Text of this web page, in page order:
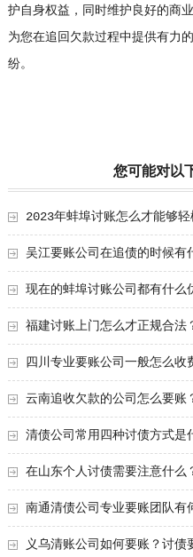
护自身权益，同时维护良好的商
为您在追回欠款过程中提供有力
纷。
您可能对以
2023年蚌埠讨账怎么才能够
欠款的技巧！
吴江要账公司在追债的时候有
现在的蚌埠讨账公司都有什么
晓！
福建讨账上门怎么才正规合法
总结！
四川专业要账公司一般怎么收
云南追收欠款的公司怎么要账
清债公司常用四种讨债方式是
在山东个人讨债需要注意什么
南通清债公司专业要账团队有
细节要知道
义乌清账公司如何要账？讨债